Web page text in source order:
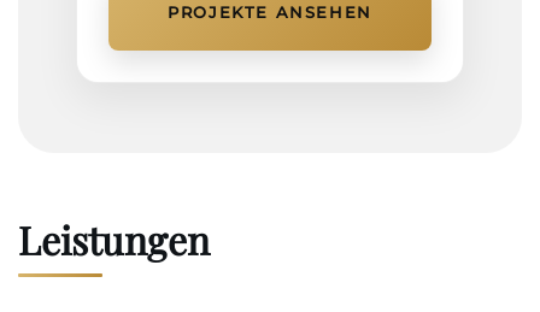
PROJEKTE ANSEHEN
Leistungen